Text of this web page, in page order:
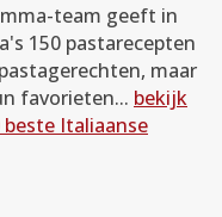
team geeft in
150 pastarecepten
maar
favorieten... bekijk
Italiaanse